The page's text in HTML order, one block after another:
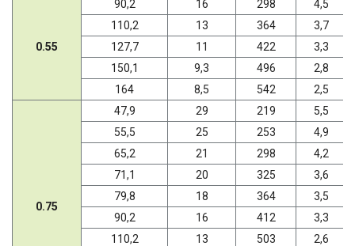
0.55
90,2 16 298
4,5
110,2
13 364
3,7
127,7
11 422
3,3
150,1
9,3 496
2,8
164
8,5 542 2,5
0.75
47,9 29 219
5,5
55,5
25 253
4,9
65,2
21 298
4,2
71,1
20 325
3,6
79,8
18 364
3,5
90,2
16 412
3,3
110,2
13 503
2,6